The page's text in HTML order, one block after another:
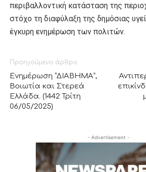
περιβαλλοντική κατάσταση της
στόχο τη διαφύλαξη της δημόσιας
έγκυρη ενημέρωση των πολιτών.
Προηγούμενο άρθρο
Ενημέρωση “ΔΙΑΒΗΜΑ”,
Βοιωτία και Στερεά
Ελλάδα. (1442 Τρίτη
06/05/2025)
- Advertisement -